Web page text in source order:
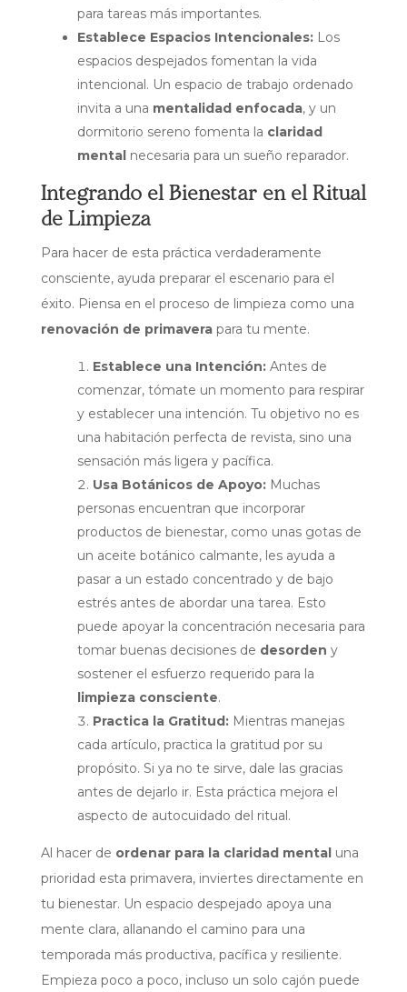
para tareas más importantes.
Establece Espacios Intencionales:Los
espacios despejados fomentan la vida
intencional. Un espacio de trabajo ordenado
invita a una mentalidad enfocada, y un
dormitorio sereno fomenta la claridad
mentalnecesaria para un sueño reparador.
Integrando el Bienestar en el Ritual
de Limpieza
Para hacer de esta práctica verdaderamente
consciente, ayuda preparar el escenario para el
éxito. Piensa en el proceso de limpieza como una
renovación de primaverapara tu mente.
Establece una Intención:Antes de
comenzar, tómate un momento para respirar
y establecer una intención. Tu objetivo no es
una habitación perfecta de revista, sino una
sensación más ligera y pacífica.
Usa Botánicos de Apoyo:Muchas
personas encuentran que incorporar
productos de bienestar, como unas gotas de
un aceite botánico calmante, les ayuda a
pasar a un estado concentrado y de bajo
estrés antesde abordar una tarea. Esto
puede apoyar la concentración necesaria para
tomar buenas decisiones de desorden y
sostener el esfuerzo requerido para la
limpieza consciente.
Practica la Gratitud:Mientras manejas
cada artículo, practica la gratitud por su
propósito. Si ya no te sirve, dale las gracias
antes de dejarlo ir. Esta práctica mejora el
aspecto de autocuidado del ritual.
Al hacer de ordenar para la claridad mentaluna
prioridad esta primavera, inviertes directamente en
tu bienestar. Un espacio despejado apoya una
mente clara, allanando el camino para una
temporada más productiva, pacífica y resiliente.
Empieza poco a poco, incluso un solo cajón puede